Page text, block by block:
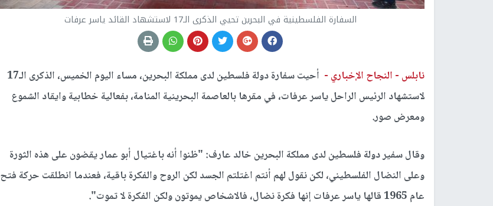
السفارة الفلسطينية في البحرين تحيي الذكرى الـ17 لاستشهاد القائد ياسر عرفات
نابلس - النجاح الإخباري -
أحيت سفارة دولة فلسطين لدى مملكة البحرين، مساء اليوم الخميس، الذكرى الـ17
لاستشهاد الرئيس الراحل ياسر عرفات، في مقرها بالعاصمة البحرينية المنامة، بفعالية خطابية وايقاد الشموع
ومعرض صور.
وقال سفير دولة فلسطين لدى مملكة البحرين خالد عارف: "ظنوا أنه باغتيال أبو عمار يقضون على هذه الثورة
وعلى النضال الفلسطيني، لكن نقول لهم أنتم اغتلتم الجسد لكن الروح والفكرة باقية، فعندما انطلقت حركة فتح
عام 1965 قالها ياسر عرفات إنها فكرة نضال، فالاشخاص يموتون ولكن الفكرة لا تموت".